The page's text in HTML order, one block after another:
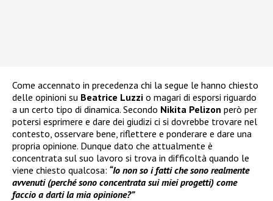
Come accennato in precedenza chi la segue le hanno chiesto
delle opinioni su Beatrice Luzzi o magari di esporsi riguardo
a un certo tipo di dinamica. Secondo Nikita Pelizon però per
potersi esprimere e dare dei giudizi ci si dovrebbe trovare nel
contesto, osservare bene, riflettere e ponderare e dare una
propria opinione. Dunque dato che attualmente è
concentrata sul suo lavoro si trova in difficoltà quando le
viene chiesto qualcosa: “Io non so i fatti che sono realmente
avvenuti (perché sono concentrata sui miei progetti) come
faccio a darti la mia opinione?”